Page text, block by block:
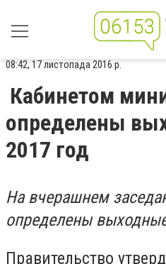
08:42, 17 листопада 2016 р.
Кабинетом
определены
2017 год
На вчерашнем
определены
Правительство